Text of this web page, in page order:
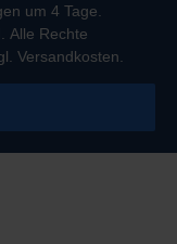
um 4 Tage.
Alle Rechte
Versandkosten.